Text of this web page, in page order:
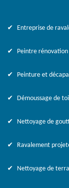
Entreprise de
Peintre rénovation
Peinture et
Démoussage de
Nettoyage de
Ravalement
Nettoyage de